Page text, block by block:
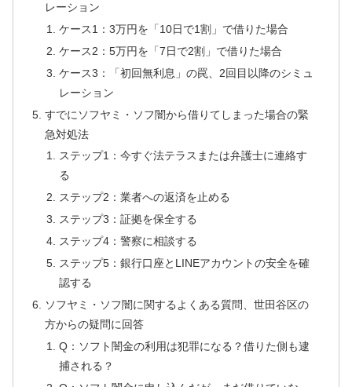
レーション
ケース1：3万円を「10日で1割」で借りた場合
ケース2：5万円を「7日で2割」で借りた場合
ケース3：「初回無利息」の罠、2回目以降のシミュ
レーション
すでにソフヤミ・ソフ闇から借りてしまった場合の緊
急対処法
ステップ1：今すぐ法テラスまたは弁護士に連絡す
る
ステップ2：業者への返済を止める
ステップ3：証拠を保全する
ステップ4：警察に相談する
ステップ5：銀行口座とLINEアカウントの安全を確
認する
ソフヤミ・ソフ闇に関するよくある質問、世田谷区の
方からの疑問に回答
Q：ソフト闇金の利用は犯罪になる？借りた側も逮
捕される？